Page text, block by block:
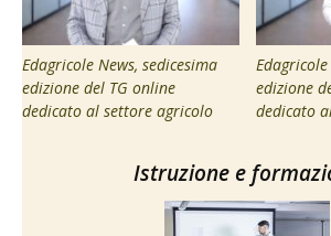
Edagricole News, sedicesima
edizione del TG online
dedicato al settore agricolo
edizione
dedicato
Istruzione e